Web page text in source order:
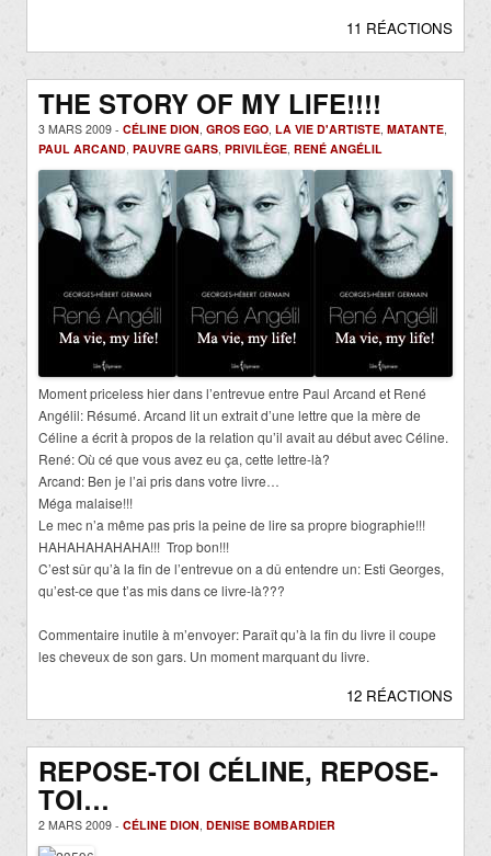
11 RÉACTIONS
THE STORY OF MY LIFE!!!!
3 MARS 2009 - CÉLINE DION, GROS EGO, LA VIE D'ARTISTE, MATANTE,
PAUL ARCAND, PAUVRE GARS, PRIVILÈGE, RENÉ ANGÉLIL
Moment priceless hier dans l’entrevue entre Paul Arcand et René
Angélil: Résumé. Arcand lit un extrait d’une lettre que la mère de
Céline a écrit à propos de la relation qu’il avait au début avec Céline.
René: Où cé que vous avez eu ça, cette lettre-là?
Arcand: Ben je l’ai pris dans votre livre…
Méga malaise!!!
Le mec n’a même pas pris la peine de lire sa propre biographie!!!
HAHAHAHAHAHA!!! Trop bon!!!
C’est sûr qu’à la fin de l’entrevue on a dû entendre un: Esti Georges,
qu’est-ce que t’as mis dans ce livre-là???
Commentaire inutile à m’envoyer: Paraît qu’à la fin du livre il coupe
les cheveux de son gars. Un moment marquant du livre.
12 RÉACTIONS
REPOSE-TOI CÉLINE, REPOSE-
TOI…
2 MARS 2009 - CÉLINE DION, DENISE BOMBARDIER